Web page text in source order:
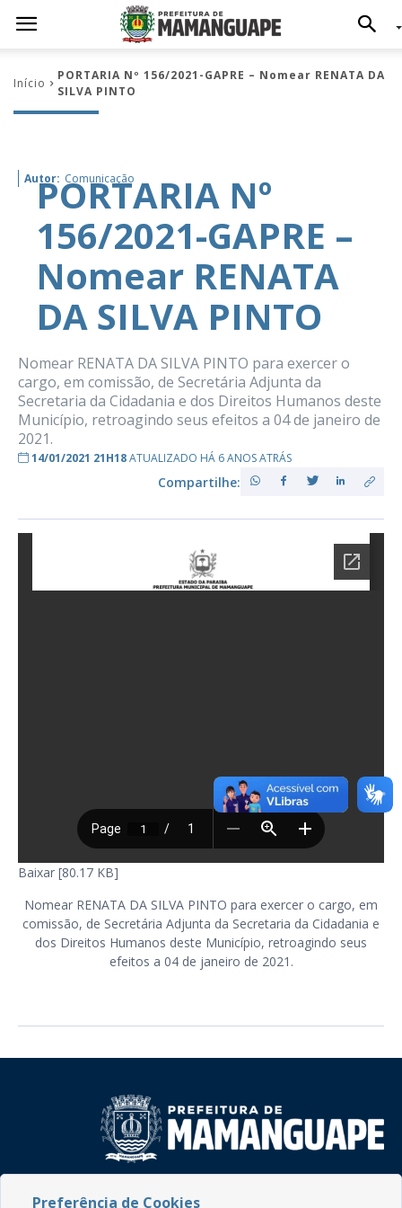
Início
PORTARIA Nº 156/2021-GAPRE – Nomear RENATA DA
SILVA PINTO
Autor: Comunicação
PORTARIA Nº
156/2021-GAPRE –
Nomear RENATA
DA SILVA PINTO
Nomear RENATA DA SILVA PINTO para exercer o
cargo, em comissão, de Secretária Adjunta da
Secretaria da Cidadania e dos Direitos Humanos deste
Município, retroagindo seus efeitos a 04 de janeiro de
2021.
14/01/2021 21H18ATUALIZADO HÁ 6 ANOS ATRÁS
Compartilhe:
Baixar [80.17 KB]
Nomear RENATA DA SILVA PINTO para exercer o cargo, em
comissão, de Secretária Adjunta da Secretaria da Cidadania e
dos Direitos Humanos deste Município, retroagindo seus
efeitos a 04 de janeiro de 2021.
Preferência de Cookies